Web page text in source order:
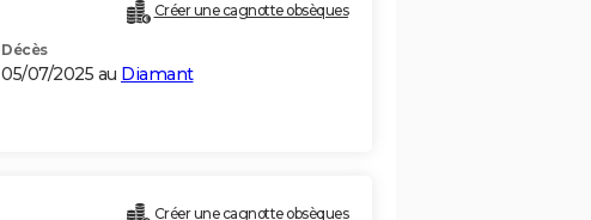
Créer une cagnotte obsèques
Décès
05/07/2025 au Diamant
Créer une cagnotte obsèques